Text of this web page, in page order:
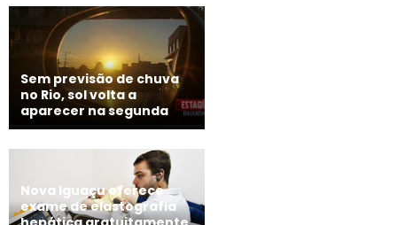
Sem previsão de chuva
no Rio, sol volta a
aparecer na segunda
Nova Iguaçu oferece
exame de elastografia